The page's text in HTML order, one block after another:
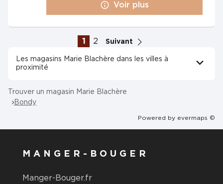
Voir plus
1 2 Suivant
Les magasins Marie Blachère dans les villes à
proximité
Trouver un magasin Marie Blachère
Bondy
Powered by evermaps ©
MANGER-BOUGER
Manger-Bouger.fr